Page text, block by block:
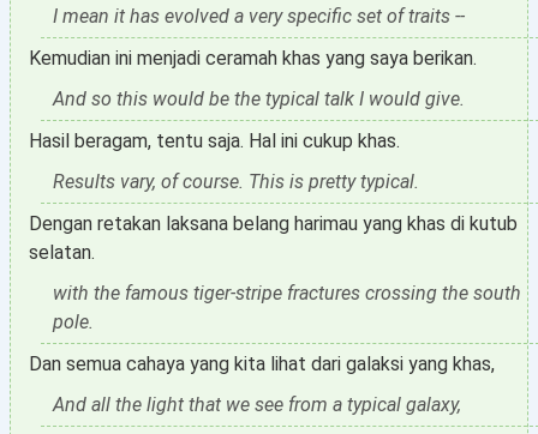
I mean it has evolved a very specific set of traits --
Kemudian ini menjadi ceramah khas yang saya berikan.
And so this would be the typical talk I would give.
Hasil beragam, tentu saja. Hal ini cukup khas.
Results vary, of course. This is pretty typical.
Dengan retakan laksana belang harimau yang khas di kutub
selatan.
with the famous tiger-stripe fractures crossing the south
pole.
Dan semua cahaya yang kita lihat dari galaksi yang khas,
And all the light that we see from a typical galaxy,